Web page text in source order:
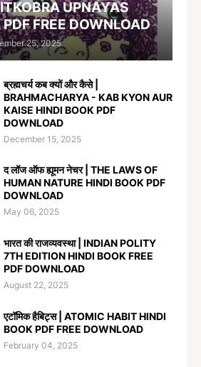
UPNAYAS
FREE DOWNLOAD
25, 2025
ब्रह्मचर्य कब क्यों और कैसे |
BRAHMACHARYA - KAB KYON AUR
KAISE HINDI BOOK PDF
DOWNLOAD
December 15, 2025
द लॉज ऑफ ह्यूमन नेचर | THE LAWS OF
HUMAN NATURE HINDI BOOK PDF
DOWNLOAD
May 06, 2025
भारत की राजव्यवस्था | INDIAN POLITY
7TH EDITION HINDI BOOK FREE
PDF DOWNLOAD
August 22, 2025
एटॉमिक हैबिट्स | ATOMIC HABIT HINDI
BOOK PDF FREE DOWNLOAD
February 04, 2025